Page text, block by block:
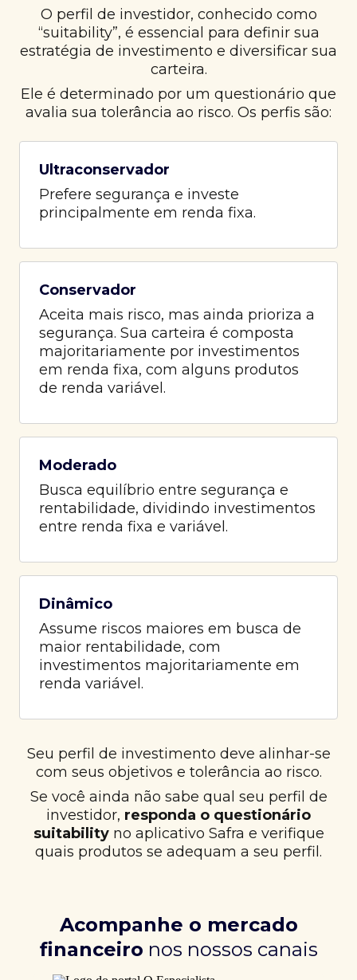
O perfil de investidor, conhecido como
“suitability”, é essencial para definir sua
estratégia de investimento e diversificar sua
carteira.
Ele é determinado por um questionário que
avalia sua tolerância ao risco. Os perfis são:
Ultraconservador
Prefere segurança e investe
principalmente em renda fixa.
Conservador
Aceita mais risco, mas ainda prioriza a
segurança. Sua carteira é composta
majoritariamente por investimentos
em renda fixa, com alguns produtos
de renda variável.
Moderado
Busca equilíbrio entre segurança e
rentabilidade, dividindo investimentos
entre renda fixa e variável.
Dinâmico
Assume riscos maiores em busca de
maior rentabilidade, com
investimentos majoritariamente em
renda variável.
Seu perfil de investimento deve alinhar-se
com seus objetivos e tolerância ao risco.
Se você ainda não sabe qual seu perfil de
investidor, responda o questionário
suitabilityno aplicativo Safra e verifique
quais produtos se adequam a seu perfil.
Acompanhe o mercado
financeiro nos nossos canais